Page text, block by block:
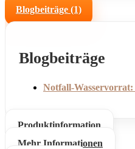
Blogbeiträge (1)
Blogbeiträge
Notfall-
Produktinformation
Mehr Informationen